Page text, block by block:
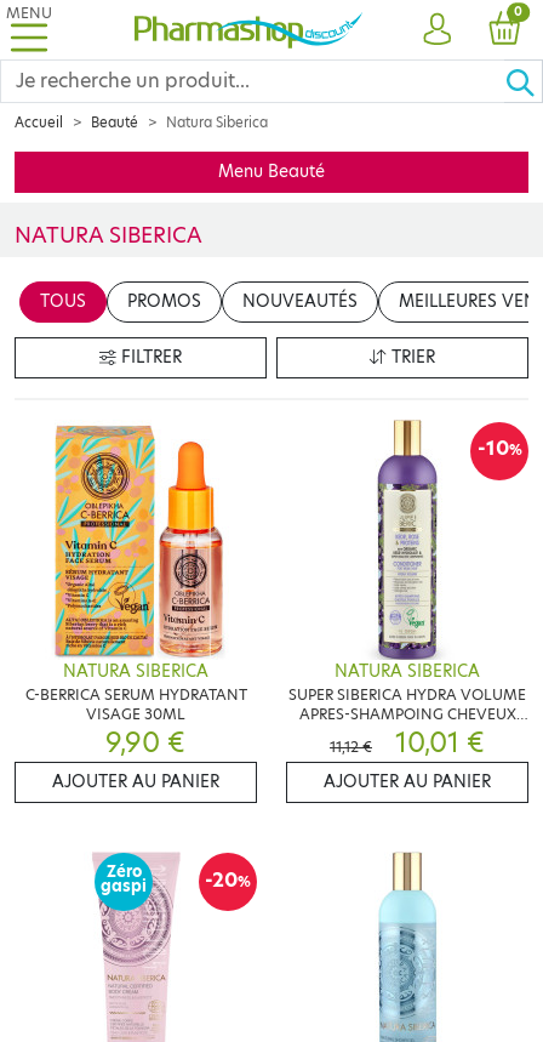
MENU
COMPTE
0
Accueil Beauté Natura Siberica
Menu Beauté
NATURA SIBERICA
TOUS
PROMOS NOUVEAUTÉS MEILLEURES
FILTRER TRIER
NATURA SIBERICA
C-BERRICA SERUM HYDRATANT
VISAGE 30ML
9,90 €
AJOUTER AU PANIER
-10%
NATURA SIBERICA
SUPER SIBERICA HYDRA VOLUME
APRES-SHAMPOING CHEVEUX
FRAGILES 400 ML
11,12 € 10,01 €
AJOUTER AU PANIER
-20%
Zéro
gaspi